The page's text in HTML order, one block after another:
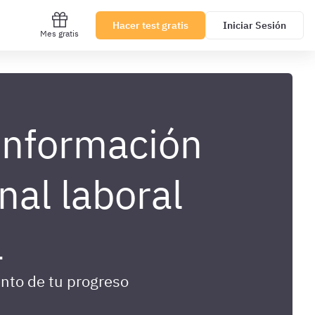
Mes gratis
Hacer test gratis Iniciar Sesión
laboral
de tu progreso